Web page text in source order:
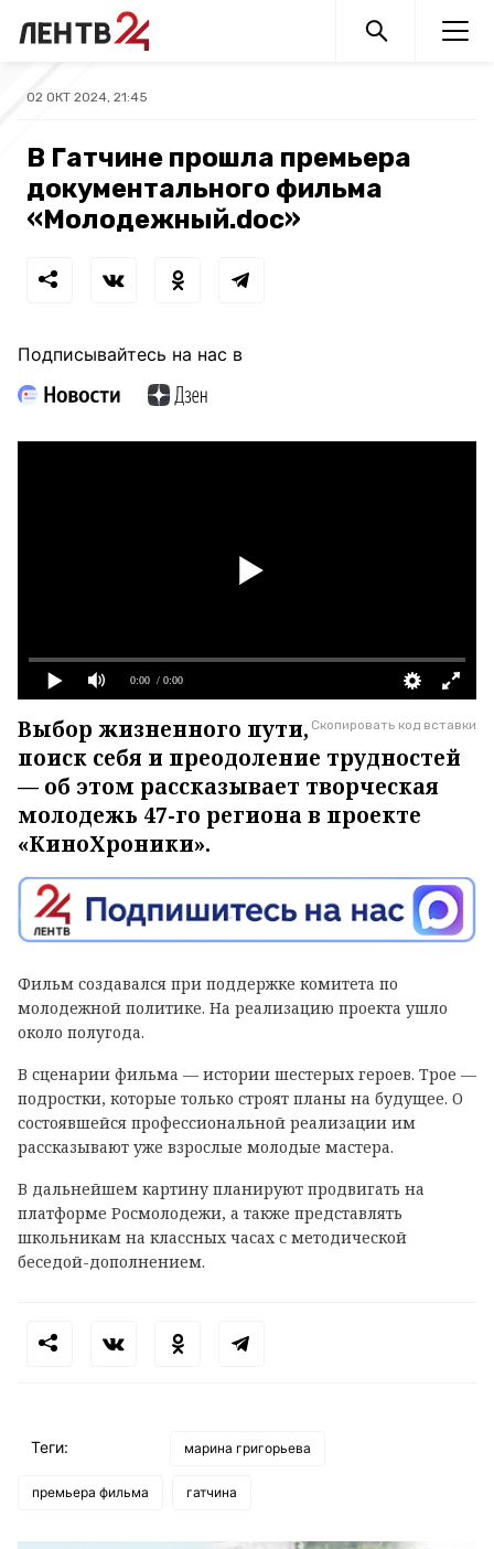
02 ОКТ 2024, 21:45
В Гатчине прошла премьера
документального фильма
«Молодежный.doc»
Подписывайтесь на нас в
0:00 / 0:00
Скопировать код вставки
Выбор жизненного пути,
поиск себя и преодоление трудностей
— об этом рассказывает творческая
молодежь 47-го региона в проекте
«КиноХроники».
Фильм создавался при поддержке комитета по
молодежной политике. На реализацию проекта ушло
около полугода.
В сценарии фильма — истории шестерых героев. Трое —
подростки, которые только строят планы на будущее. О
состоявшейся профессиональной реализации им
рассказывают уже взрослые молодые мастера.
В дальнейшем картину планируют продвигать на
платформе Росмолодежи, а также представлять
школьникам на классных часах с методической
беседой-дополнением.
Теги: марина григорьева
премьера фильма гатчина